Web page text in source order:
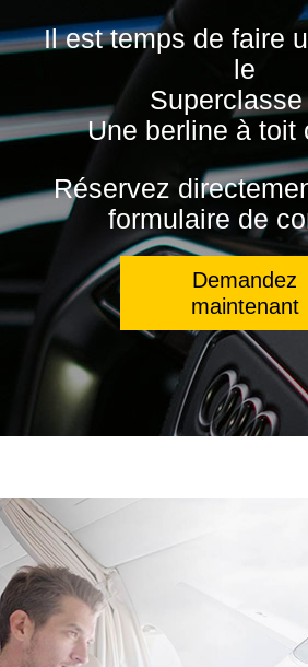
Il est temps de faire
le
Superclasse
Une berline à toit
Réservez
formulaire de
Demandez
maintenant